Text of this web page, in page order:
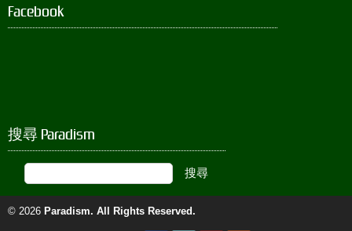
Facebook
搜尋 Paradism
© 2026 Paradism. All Rights Reserved.